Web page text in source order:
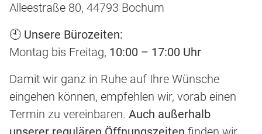
Alleestraße 80, 44793 Bochum
🕙 Unsere Bürozeiten:
Montag bis Freitag, 10:00 – 17:00 Uhr
Damit wir ganz in Ruhe auf Ihre Wünsche
eingehen können, empfehlen wir, vorab einen
Termin zu vereinbaren. Auch außerhalb